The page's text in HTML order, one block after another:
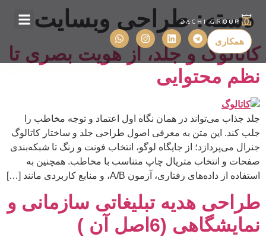
همکاری
دسته:طراحی وبسایت
کاتالوگ و جلد، از هویت بصری تا
نظم محتوایی
جلد جذاب می‌تواند در همان نگاه اول اعتماد و توجه مخاطب را
جلب کند. این متن به معرفی اصول طراحی جلد و ساختار کاتالوگ
جنرال می‌پردازد؛ از جایگاه لوگو، انتخاب فونت و رنگ تا شبکه‌بندی
صفحات و انتخاب متریال چاپ متناسب با مخاطب. همچنین به
استفاده از داده‌های رفتاری، آزمون A/B، و منابع کاربردی مانند […]
طراحی هدیه تبلیغاتی سازمانی و
نمایشگاهی (6اصل آن )